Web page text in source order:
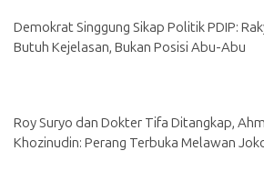
Demokrat Singgung Sikap Politik PDIP:
Butuh Kejelasan, Bukan Posisi Abu-Abu
Roy Suryo dan Dokter Tifa Ditangkap,
Khozinudin: Perang Terbuka Melawan